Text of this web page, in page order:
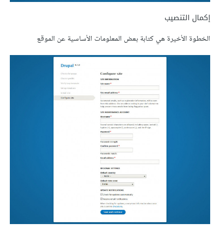
إكمال التنصيب
الخطوة الأخيرة هي كتابة بعض المعلومات الأساسية عن الموقع